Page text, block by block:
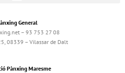
General
– 93 753 27 08
08339 – Vilassar de Dalt
Pànxing Maresme